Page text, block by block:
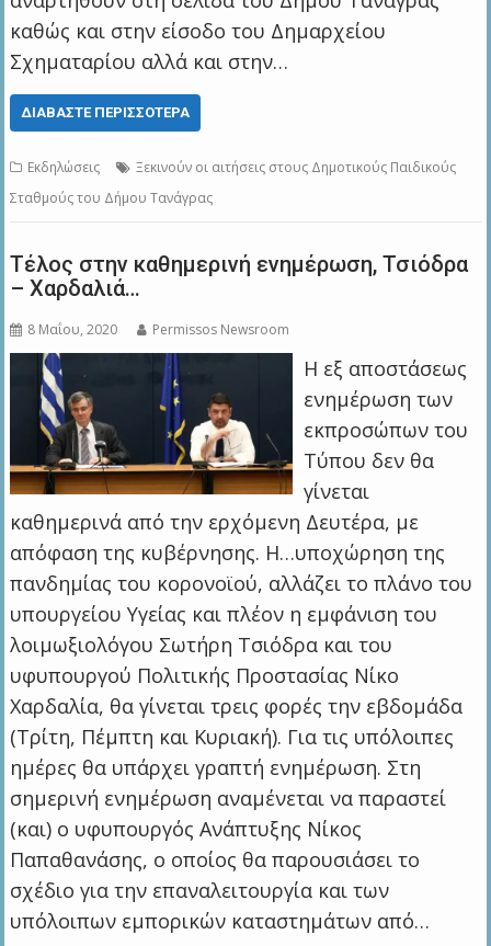
καθώς και στην είσοδο του Δημαρχείου
Σχηματαρίου αλλά και στην…
ΔΙΑΒΆΣΤΕ ΠΕΡΙΣΣΌΤΕΡΑ
Εκδηλώσεις
Ξεκινούν οι αιτήσεις στους Δημοτικούς Παιδικούς
Σταθμούς του Δήμου Τανάγρας
Τέλος στην καθημερινή ενημέρωση, Τσιόδρα
– Χαρδαλιά…
8 Μαΐου, 2020 Permissos Newsroom
Η εξ αποστάσεως
ενημέρωση των
εκπροσώπων του
Τύπου δεν θα
γίνεται
καθημερινά από την ερχόμενη Δευτέρα, με
απόφαση της κυβέρνησης. Η…υποχώρηση της
πανδημίας του κορονοϊού, αλλάζει το πλάνο του
υπουργείου Υγείας και πλέον η εμφάνιση του
λοιμωξιολόγου Σωτήρη Τσιόδρα και του
υφυπουργού Πολιτικής Προστασίας Νίκο
Χαρδαλία, θα γίνεται τρεις φορές την εβδομάδα
(Τρίτη, Πέμπτη και Κυριακή). Για τις υπόλοιπες
ημέρες θα υπάρχει γραπτή ενημέρωση. Στη
σημερινή ενημέρωση αναμένεται να παραστεί
(και) ο υφυπουργός Ανάπτυξης Νίκος
Παπαθανάσης, ο οποίος θα παρουσιάσει το
σχέδιο για την επαναλειτουργία και των
υπόλοιπων εμπορικών καταστημάτων από…